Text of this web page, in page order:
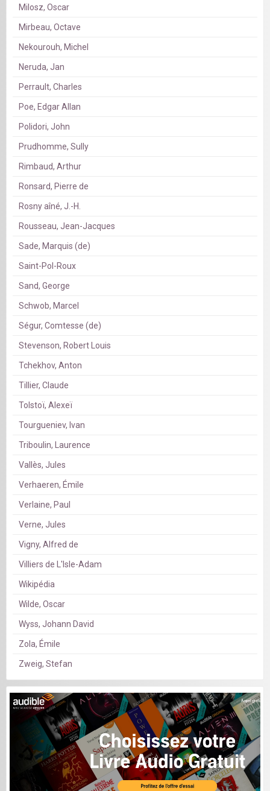
Milosz, Oscar
Mirbeau, Octave
Nekourouh, Michel
Neruda, Jan
Perrault, Charles
Poe, Edgar Allan
Polidori, John
Prudhomme, Sully
Rimbaud, Arthur
Ronsard, Pierre de
Rosny aîné, J.-H.
Rousseau, Jean-Jacques
Sade, Marquis (de)
Saint-Pol-Roux
Sand, George
Schwob, Marcel
Ségur, Comtesse (de)
Stevenson, Robert Louis
Tchekhov, Anton
Tillier, Claude
Tolstoï, Alexeï
Tourgueniev, Ivan
Triboulin, Laurence
Vallès, Jules
Verhaeren, Émile
Verlaine, Paul
Verne, Jules
Vigny, Alfred de
Villiers de L'Isle-Adam
Wikipédia
Wilde, Oscar
Wyss, Johann David
Zola, Émile
Zweig, Stefan